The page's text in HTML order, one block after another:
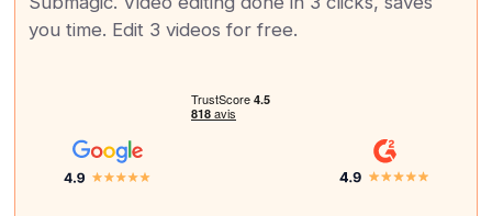
you time. Edit 3 videos for free.